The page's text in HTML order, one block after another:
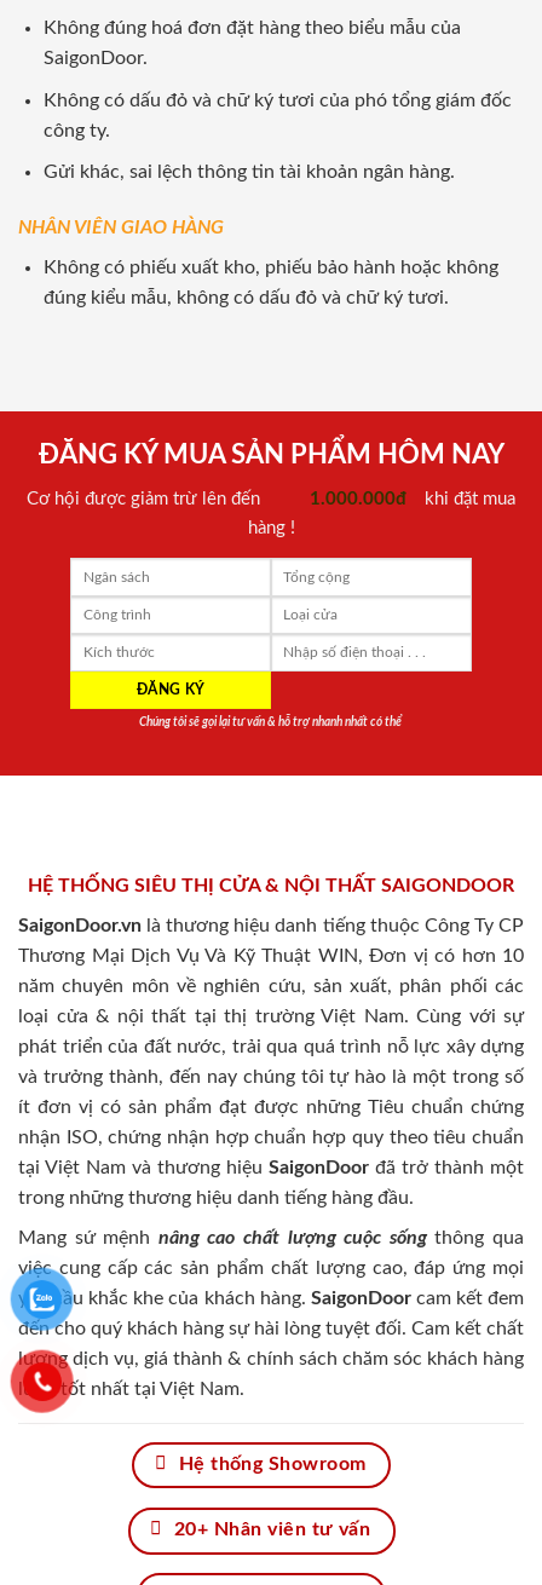
Không đúng hoá đơn đặt hàng theo biểu mẫu của
SaigonDoor.
Không có dấu đỏ và chữ ký tươi của phó tổng giám đốc
công ty.
Gửi khác, sai lệch thông tin tài khoản ngân hàng.
NHÂN VIÊN GIAO HÀNG
Không có phiếu xuất kho, phiếu bảo hành hoặc không
đúng kiểu mẫu, không có dấu đỏ và chữ ký tươi.
ĐĂNG KÝ MUA SẢN PHẨM HÔM NAY
Cơ hội được giảm trừ lên đến 1.000.000đ
khi đặt mua
hàng !
Chúng tôi sẽ gọi lại tư vấn & hỗ trợ nhanh nhất có thể
HỆ THỐNG SIÊU THỊ CỬA & NỘI THẤT SAIGONDOOR
SaigonDoor.vn là thương hiệu danh tiếng thuộc Công Ty CP
Thương Mại Dịch Vụ Và Kỹ Thuật WIN, Đơn vị có hơn 10
năm chuyên môn về nghiên cứu, sản xuất, phân phối các
loại cửa & nội thất tại thị trường Việt Nam. Cùng với sự
phát triển của đất nước, trải qua quá trình nỗ lực xây dựng
và trưởng thành, đến nay chúng tôi tự hào là một trong số
ít đơn vị có sản phẩm đạt được những Tiêu chuẩn chứng
nhận ISO, chứng nhận hợp chuẩn hợp quy theo tiêu chuẩn
tại Việt Nam và thương hiệu SaigonDoor đã trở thành một
trong những thương hiệu danh tiếng hàng đầu.
Mang sứ mệnh nâng cao chất lượng cuộc sốngthông qua
việc cung cấp các sản phẩm chất lượng cao, đáp ứng mọi
yêu cầu khắc khe của khách hàng. SaigonDoorcam kết đem
đến cho quý khách hàng sự hài lòng tuyệt đối. Cam kết chất
lượng dịch vụ, giá thành & chính sách chăm sóc khách hàng
luôn tốt nhất tại Việt Nam.
Hệ thống Showroom
20+ Nhân viên tư vấn